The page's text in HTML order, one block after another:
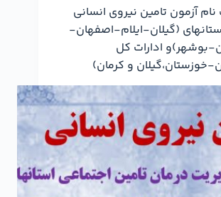
آزمون تامین نیروی انسانی
(گیلان-ایلام-اصفهان-
بوشهر)و ادارات کل
خوزستان،گیلان و کرمان)